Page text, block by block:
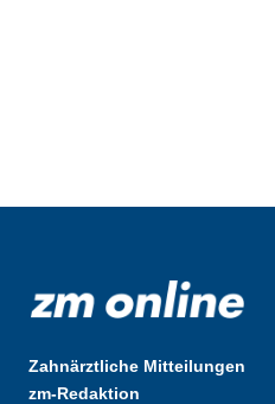
Zahnärztliche Mitteilungen
zm-Redaktion